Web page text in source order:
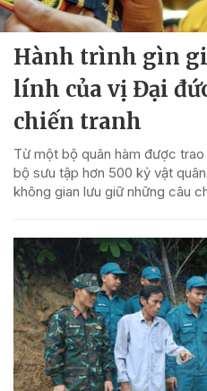
Hành trình gìn
lính của vị Đại
chiến tranh
Từ một bộ quân hàm được
bộ sưu tập hơn 500 kỷ vật
không gian lưu giữ những câu